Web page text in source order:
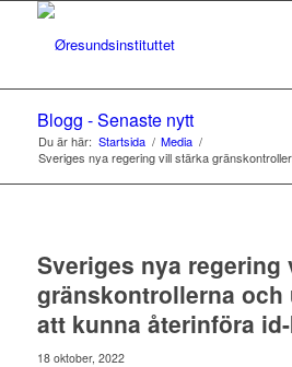
Blogg - Senaste nytt
Du är här: Startsida / Media /
Sveriges nya regering vill stärka
Sveriges nya regering
gränskontrollerna och
att kunna återinföra
18 oktober, 2022